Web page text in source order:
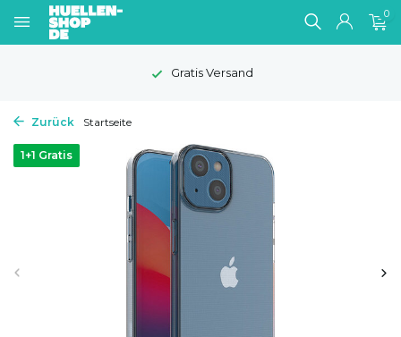
0
Gratis Versand
Zurück Startseite
1+1 Gratis